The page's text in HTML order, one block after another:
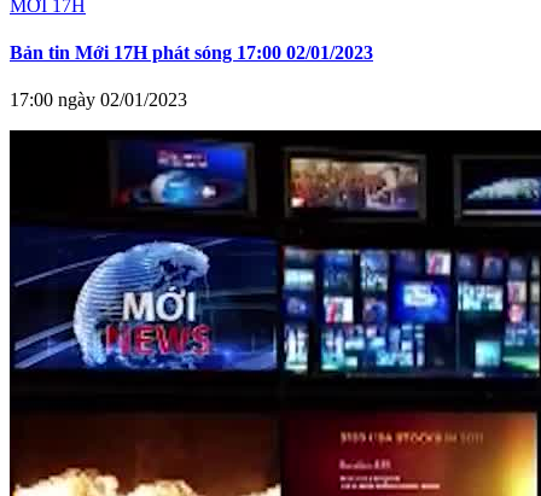
MỚI 17H
Bản tin Mới 17H phát sóng 17:00 02/01/2023
17:00 ngày 02/01/2023